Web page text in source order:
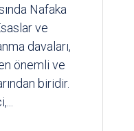
Nafaka
ve
davaları,
önemli ve
biridir.